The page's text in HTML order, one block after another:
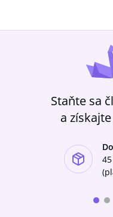
Staňte sa
a